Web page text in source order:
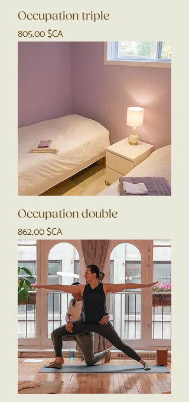
Occupation triple
Prix
805,00 $CA
Occupation double
Prix
862,00 $CA